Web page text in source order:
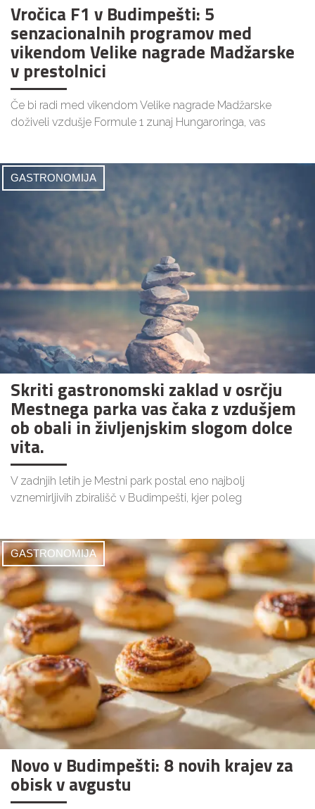
Vročica F1 v Budimpešti: 5
senzacionalnih programov med
vikendom Velike nagrade Madžarske
v prestolnici
Če bi radi med vikendom Velike nagrade Madžarske
doživeli vzdušje Formule 1 zunaj Hungaroringa, vas
GASTRONOMIJA
Skriti gastronomski zaklad v osrčju
Mestnega parka vas čaka z vzdušjem
ob obali in življenjskim slogom dolce
vita.
V zadnjih letih je Mestni park postal eno najbolj
vznemirljivih zbirališč v Budimpešti, kjer poleg
GASTRONOMIJA
Novo v Budimpešti: 8 novih krajev za
obisk v avgustu